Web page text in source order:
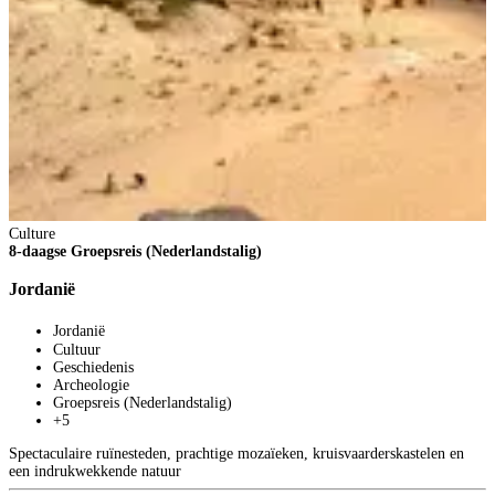
Culture
8-daagse Groepsreis (Nederlandstalig)
Jordanië
Jordanië
Cultuur
Geschiedenis
Archeologie
Groepsreis (Nederlandstalig)
+5
Spectaculaire ruïnesteden, prachtige mozaïeken, kruisvaarderskastelen en
een indrukwekkende natuur